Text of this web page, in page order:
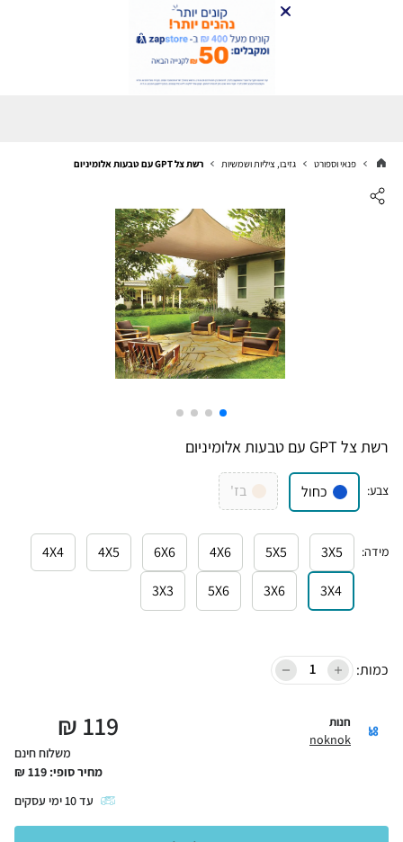
פנאי וספורט גזיבו, ציליות ושמשיות רשת צל GPT עם טבעות אלומיניום
רשת צל GPT עם טבעות אלומיניום
צבע: כחול בז'
מידה:
3X5
5X5
4X6
6X6
4X5
4X4
3X4
3X6
5X6
3X3
כמות:
חנות
noknok
119
₪
משלוח חינם
מחיר סופי: 119
₪
עד10 ימי עסקים